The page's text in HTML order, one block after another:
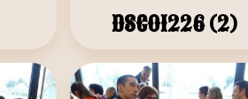
DSC01226 (2)